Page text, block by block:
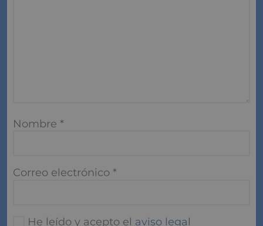
Nombre*
Correo electrónico*